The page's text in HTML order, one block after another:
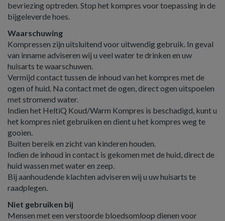
bevriezing optreden. Stop het kompres voor toepassing in de
bijgeleverde hoes.
Waarschuwing
Kompressen zijn uitsluitend voor uitwendig gebruik. In geval
van inname adviseren wij u veel water te drinken en uw
huisarts te waarschuwen.
Vermijd contact tussen de inhoud van het kompres met de
ogen of huid. Na contact met de ogen, direct ogen uitspoelen
met stromend water.
Indien het HeltiQ Koud/Warm Kompres is beschadigd, kunt u
het kompres niet gebruiken en dient u het kompres weg te
gooien.
Buiten bereik en zicht van kinderen houden.
Indien de inhoud in contact is gekomen met de huid, direct de
huid wassen met water en zeep.
Bij aanhoudende klachten adviseren wij u uw huisarts te
raadplegen.
Niet gebruiken bij
Mensen met een verstoorde bloedsomloop dienen voor